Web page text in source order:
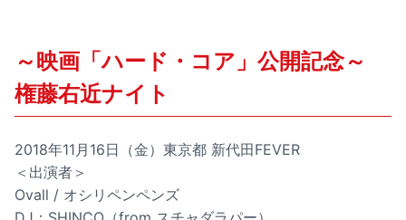
～映画「ハード・コア」公開記念～
権藤右近ナイト
2018年11月16日（金）東京都 新代田FEVER
＜出演者＞
Ovall / オシリペンペンズ